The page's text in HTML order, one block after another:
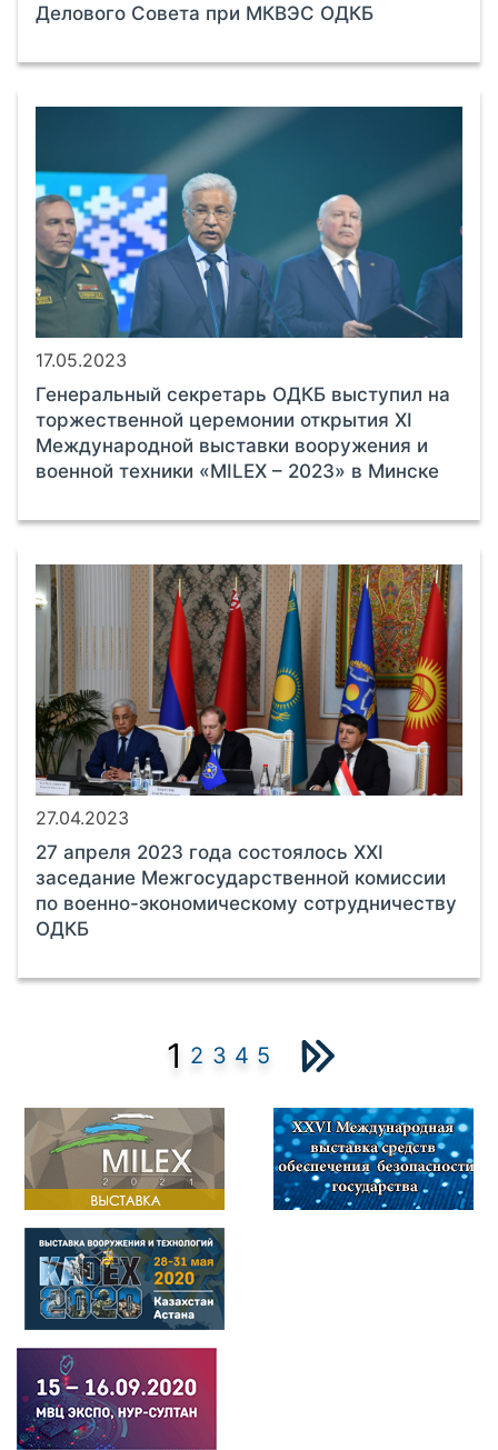
Делового Совета при МКВЭС ОДКБ
17.05.2023
Генеральный секретарь ОДКБ выступил на
торжественной церемонии открытия XI
Международной выставки вооружения и
военной техники «MILEX – 2023» в Минске
27.04.2023
27 апреля 2023 года состоялось XXI
заседание Межгосударственной комиссии
по военно-экономическому сотрудничеству
ОДКБ
1 2 3 4 5